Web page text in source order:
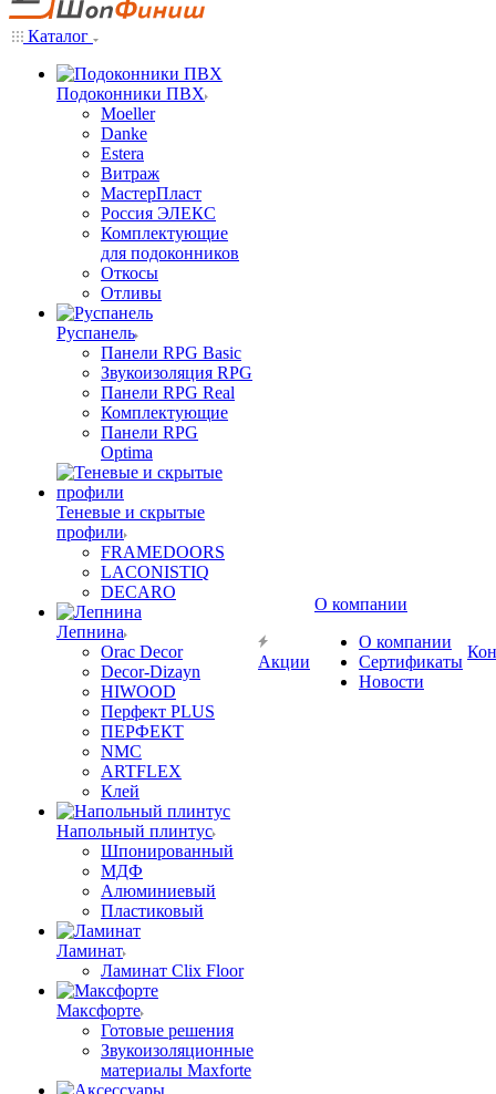
Каталог
Подоконники ПВХ
Moeller
Danke
Estera
Витраж
МастерПласт
Россия ЭЛЕКС
Комплектующие
для подоконников
Откосы
Отливы
Руспанель
Панели RPG Basic
Звукоизоляция RPG
Панели RPG Real
Комплектующие
Панели RPG
Optima
Теневые и скрытые
профили
FRAMEDOORS
LACONISTIQ
DECARO
Лепнина
Orac Decor
Decor-Dizayn
HIWOOD
Перфект PLUS
ПЕРФЕКТ
NMC
ARTFLEX
Клей
Напольный плинтус
Шпонированный
МДФ
Алюминиевый
Пластиковый
Ламинат
Ламинат Clix Floor
Максфорте
Готовые решения
Звукоизоляционные
материалы Maxforte
Акции
О компании
О компании
Сертификаты
Новости